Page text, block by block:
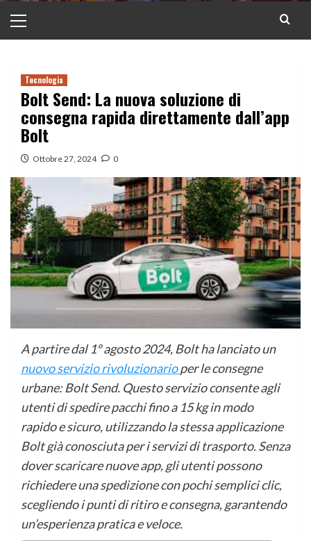
principale
Tecnologia
Bolt Send: La nuova soluzione di
consegna rapida direttamente dall’app
Bolt
Ottobre 27, 2024 0
A partire dal 1º agosto 2024, Bolt ha lanciato un
nuovo servizio rivoluzionarioper le consegne
urbane: Bolt Send. Questo servizio consente agli
utenti di spedire pacchi fino a 15 kg in modo
rapido e sicuro, utilizzando la stessa applicazione
Bolt già conosciuta per i servizi di trasporto. Senza
dover scaricare nuove app, gli utenti possono
richiedere una spedizione con pochi semplici clic,
scegliendo i punti di ritiro e consegna, garantendo
un’esperienza pratica e veloce.